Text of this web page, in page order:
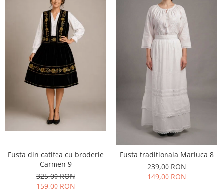
Fusta din catifea cu broderie
Carmen 9
325,00 RON
159,00 RON
Fusta traditionala Mariuca 8
239,00 RON
149,00 RON